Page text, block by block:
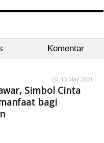
Komentar
13 Mar 2021
Simbol Cinta
bagi